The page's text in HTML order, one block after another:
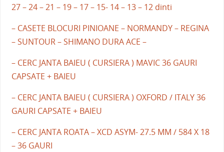
27 – 24 – 21 – 19 – 17 – 15- 14 – 13 – 12 dinti
– CASETE BLOCURI PINIOANE – NORMANDY – REGINA
– SUNTOUR – SHIMANO DURA ACE –
– CERC JANTA BAIEU ( CURSIERA ) MAVIC 36 GAURI
CAPSATE + BAIEU
– CERC JANTA BAIEU ( CURSIERA ) OXFORD / ITALY 36
GAURI CAPSATE + BAIEU
– CERC JANTA ROATA – XCD ASYM- 27.5 MM / 584 X 18
– 36 GAURI